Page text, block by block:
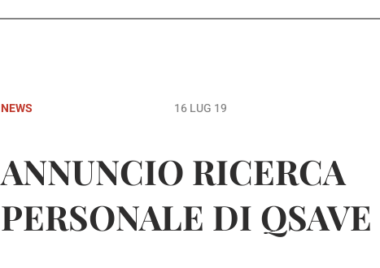
NEWS 16 LUG 19
ANNUNCIO RICERCA
PERSONALE DI